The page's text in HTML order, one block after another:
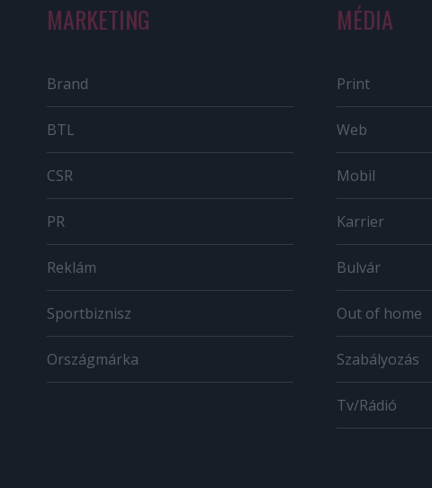
MARKETING
Brand
BTL
CSR
PR
Reklám
Sportbiznisz
Országmárka
MÉDIA
Print
Web
Mobil
Karrier
Bulvár
Out of home
Szabályozás
Tv/Rádió